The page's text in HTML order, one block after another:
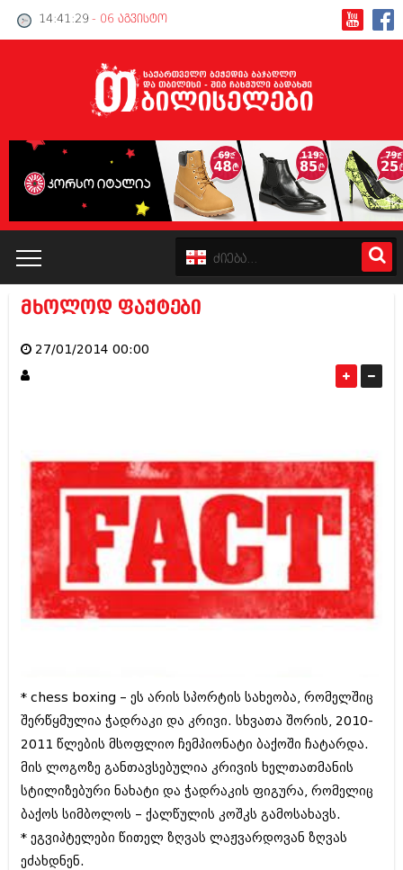
14:41:29 - 06 აგვისტო
პოლიტიკა
ინტერვიუები
ამბები
საზოგადოება
მოდი, ვილაპარაკოთ
რელიგია
მედიცინა
სპორტი
კადრს მიღმა
კულინარია
ავტორჩევები
კატალოგი
საზოგადოება
მოდი, ვილაპარაკოთ
მოდა + დიზაინი
რელიგია
მედიცინა
კულინარია
ავტორჩევები
ბელადები
ბიზნესსიახლეები
გვარები
მხოლოდ ფაქტები
27/01/2014 00:00
* chess boxing – ეს არის სპორტის სახეობა, რომელშიც
შერწყმულია ჭადრაკი და კრივი. სხვათა შორის, 2010-
2011 წლების მსოფლიო ჩემპიონატი ბაქოში ჩატარდა.
მის ლოგოზე განთავსებულია კრივის ხელთათმანის
სტილიზებური ნახატი და ჭადრაკის ფიგურა, რომელიც
ბაქოს სიმბოლოს – ქალწულის კოშკს გამოსახავს.
* ეგვიპტელები წითელ ზღვას ლაჟვარდოვან ზღვას
ეძახდნენ.